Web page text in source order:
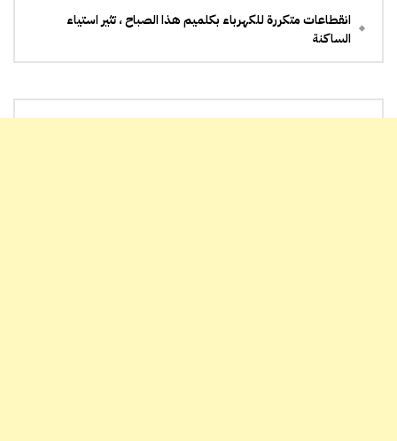
انقطاعات متكررة للكهرباء بكلميم هذا الصباح ، تثير استياء
الساكنة